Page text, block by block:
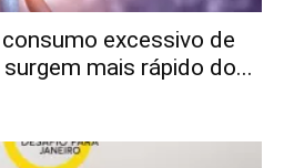
excessivo de
mais rápido do...